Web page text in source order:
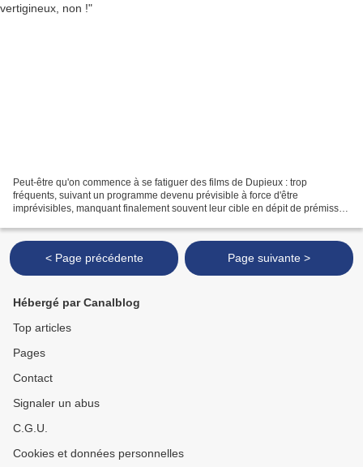
Peut-être qu'on commence à se fatiguer des films de Dupieux : trop
fréquents, suivant un programme devenu prévisible à force d'être
imprévisibles, manquant finalement souvent leur cible en dépit de prémisses
< Page précédente Page suivante >
Hébergé par Canalblog
Top articles
Pages
Contact
Signaler un abus
C.G.U.
Cookies et données personnelles